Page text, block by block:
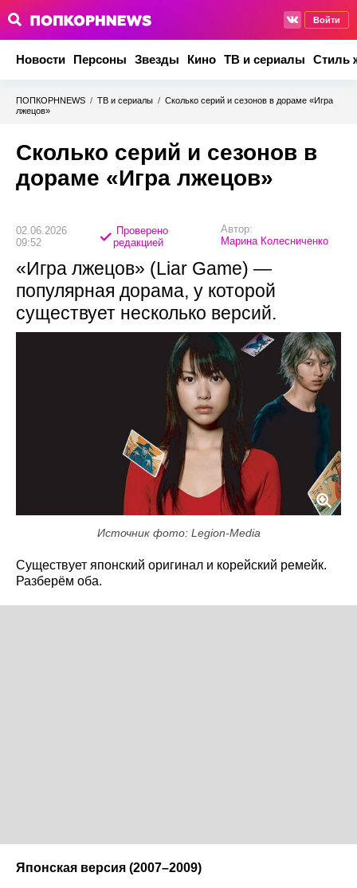
Войти
Новости Персоны Звезды Кино ТВ и сериалы Стиль
ПОПКОРНNEWS / ТВ и сериалы / Сколько серий и сезонов в дораме «Игра
лжецов»
Сколько серий и сезонов в
дораме «Игра лжецов»
02.06.2026
09:52
Проверено
редакцией
Автор:
Марина Колесниченко
«Игра лжецов» (Liar Game) —
популярная дорама, у которой
существует несколько версий.
Источник фото: Legion-Media
Существует японский оригинал и корейский ремейк.
Разберём оба.
Японская версия (2007–2009)